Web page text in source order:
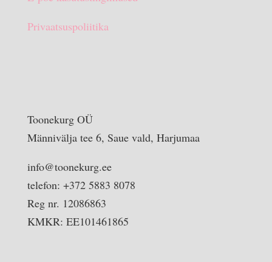
Privaatsuspoliitika
Toonekurg OÜ
Männivälja tee 6, Saue vald, Harjumaa
info@toonekurg.ee
telefon: +372 5883 8078
Reg nr. 12086863
KMKR: EE101461865